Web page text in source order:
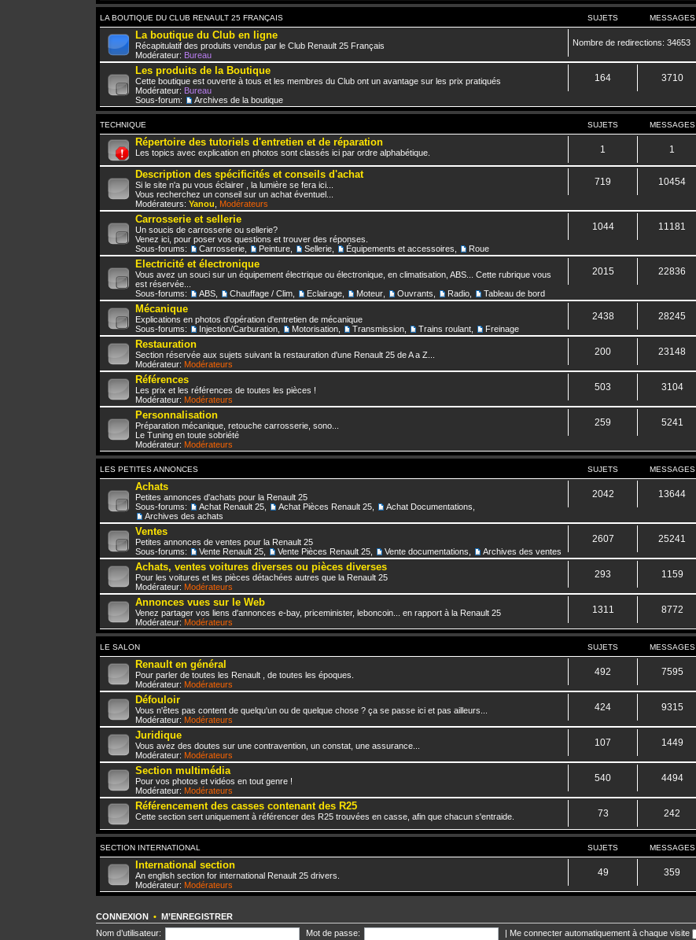
LA BOUTIQUE DU CLUB RENAULT 25 FRANÇAIS SUJETS MESSAGES
La boutique du Club en ligne
Récapitulatif des produits vendus par le Club Renault 25 Français
Modérateur: Bureau
Nombre de redirections: 34653
Les produits de la Boutique
Cette boutique est ouverte à tous et les membres du Club ont un avantage sur les prix pratiqués
Modérateur: Bureau
Sous-forum:
Archives de la boutique
164 3710
TECHNIQUE SUJETS MESSAGES
Répertoire des tutoriels d'entretien et de réparation
Les topics avec explication en photos sont classés ici par ordre alphabétique. 1 1
Description des spécificités et conseils d'achat
Si le site n'a pu vous éclairer , la lumière se fera ici...
Vous recherchez un conseil sur un achat éventuel...
Modérateurs: Yanou Modérateurs
719 10454
Carrosserie et sellerie
Un soucis de carrosserie ou sellerie?
Venez ici, pour poser vos questions et trouver des réponses.
Sous-forums:
Carrosserie Peinture Sellerie Équipements et accessoires Roue
1044 11181
Electricité et électronique
Vous avez un souci sur un équipement électrique ou électronique, en climatisation, ABS... Cette rubrique vous
est réservée...
Sous-forums:
ABS Chauffage / Clim Eclairage Moteur Ouvrants Radio Tableau de bord
2015 22836
Mécanique
Explications en photos d'opération d'entretien de mécanique
Sous-forums:
Injection/Carburation Motorisation Transmission Trains roulant Freinage
2438 28245
Restauration
Section réservée aux sujets suivant la restauration d'une Renault 25 de A a Z...
Modérateur: Modérateurs
200 23148
Références
Les prix et les références de toutes les pièces !
Modérateur: Modérateurs
503 3104
Personnalisation
Préparation mécanique, retouche carrosserie, sono...
Le Tuning en toute sobriété
Modérateur: Modérateurs
259 5241
LES PETITES ANNONCES SUJETS MESSAGES
Achats
Petites annonces d'achats pour la Renault 25
Sous-forums:
Achat Renault 25 Achat Pièces Renault 25 Achat Documentations
Archives des achats
2042 13644
Ventes
Petites annonces de ventes pour la Renault 25
Sous-forums:
Vente Renault 25 Vente Pièces Renault 25 Vente documentations Archives des ventes
2607 25241
Achats, ventes voitures diverses ou pièces diverses
Pour les voitures et les pièces détachées autres que la Renault 25
Modérateur: Modérateurs
293 1159
Annonces vues sur le Web
Venez partager vos liens d'annonces e-bay, priceminister, leboncoin... en rapport à la Renault 25
Modérateur: Modérateurs
1311 8772
LE SALON SUJETS MESSAGES
Renault en général
Pour parler de toutes les Renault , de toutes les époques.
Modérateur: Modérateurs
492 7595
Défouloir
Vous n'êtes pas content de quelqu'un ou de quelque chose ? ça se passe ici et pas ailleurs...
Modérateur: Modérateurs
424 9315
Juridique
Vous avez des doutes sur une contravention, un constat, une assurance...
Modérateur: Modérateurs
107 1449
Section multimédia
Pour vos photos et vidéos en tout genre !
Modérateur: Modérateurs
540 4494
Référencement des casses contenant des R25
Cette section sert uniquement à référencer des R25 trouvées en casse, afin que chacun s'entraide. 73 242
SECTION INTERNATIONAL SUJETS MESSAGES
International section
An english section for international Renault 25 drivers.
Modérateur: Modérateurs
49 359
CONNEXION • M’ENREGISTRER
Nom d’utilisateur:
Mot de passe: Me connecter automatiquement à chaque visite